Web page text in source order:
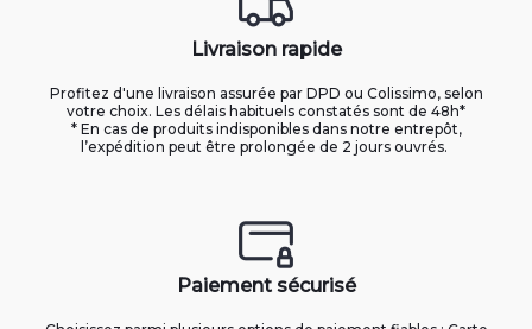
Livraison rapide
Profitez d'une livraison assurée par DPD ou Colissimo, selon
votre choix. Les délais habituels constatés sont de 48h*
* En cas de produits indisponibles dans notre entrepôt,
l’expédition peut être prolongée de 2 jours ouvrés.
Paiement sécurisé